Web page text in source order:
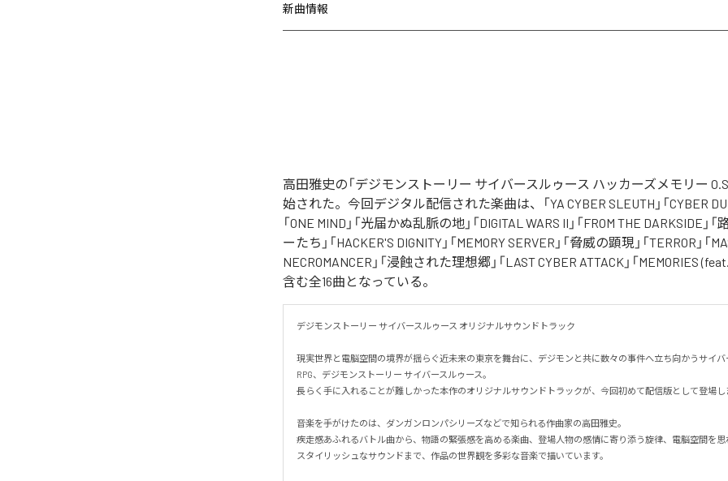
新曲情報
高田雅史の「デジモンストーリー サイバースルゥース ハッカーズメモリー
始された。今回デジタル配信された楽曲は、「YA CYBER SLEUTH」「CYBER
「ONE MIND」「光届かぬ乱脈の地」「DIGITAL WARS II」「FROM THE DARKSIDE」
ーたち」「HACKER'S DIGNITY」「MEMORY SERVER」「脅威の顕現」「TERROR」「
NECROMANCER」「浸蝕された理想郷」「LAST CYBER ATTACK」「MEMORIES
含む全16曲となっている。
デジモンストーリー サイバースルゥース オリジナルサウンドトラック
現実世界と電脳空間の境界が揺らぐ近未来の東京を舞台に、デジモンと共に数々の事件へ立ち向かうサイ
RPG、デジモンストーリー サイバースルゥース。
長らく手に入れることが難しかった本作のオリジナルサウンドトラックが、今回初めて配信版として登場し
音楽を手がけたのは、ダンガンロンパシリーズなどで知られる作曲家の高田雅史。
疾走感あふれるバトル曲から、物語の緊張感を高める楽曲、登場人物の感情に寄り添う旋律、電脳空間を思
スタイリッシュなサウンドまで、作品の世界観を多彩な音楽で描いています。